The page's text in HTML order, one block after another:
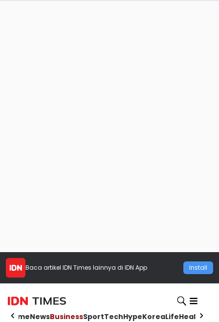
Baca artikel IDN Times lainnya di IDN App Install
HomeNewsBusinessSportTechHypeKoreaLifeHealth